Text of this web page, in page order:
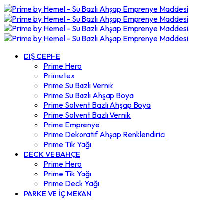
DIŞ CEPHE
Prime Hero
Primetex
Prime Su Bazlı Vernik
Prime Su Bazlı Ahşap Boya
Prime Solvent Bazlı Ahşap Boya
Prime Solvent Bazlı Vernik
Prime Emprenye
Prime Dekoratif Ahşap Renklendirici
Prime Tik Yağı
DECK VE BAHÇE
Prime Hero
Prime Tik Yağı
Prime Deck Yağı
PARKE VE İÇ MEKAN